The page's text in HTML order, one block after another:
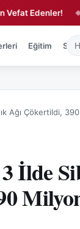
Edenler! ◆
Eğitim
Ağı Çökertildi,
İlde